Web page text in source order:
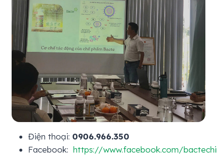
Điện thoại: 0906.966.350
Facebook: https://www.facebook.com/